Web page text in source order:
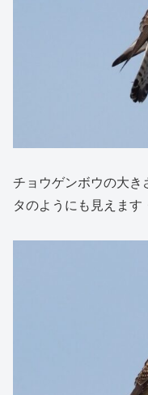
チョウゲンボウの大き
タのようにも見えます